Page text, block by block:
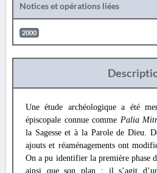
Notices et opérations liées
2000
Une étude archéologique a été
épiscopale connue comme Palia
la Sagesse et à la Parole de Dieu.
ajouts et réaménagements ont
On a pu identifier la première phase
ainsi que son plan : il s’agit